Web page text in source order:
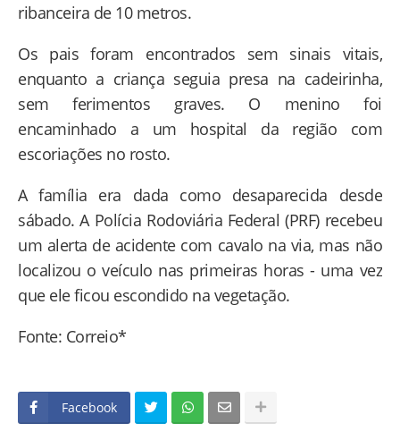
ribanceira de 10 metros.
Os pais foram encontrados sem sinais vitais,
enquanto a criança seguia presa na cadeirinha,
sem ferimentos graves. O menino foi
encaminhado a um hospital da região com
escoriações no rosto.
A família era dada como desaparecida desde
sábado. A Polícia Rodoviária Federal (PRF) recebeu
um alerta de acidente com cavalo na via, mas não
localizou o veículo nas primeiras horas - uma vez
que ele ficou escondido na vegetação.
Fonte: Correio*
Facebook